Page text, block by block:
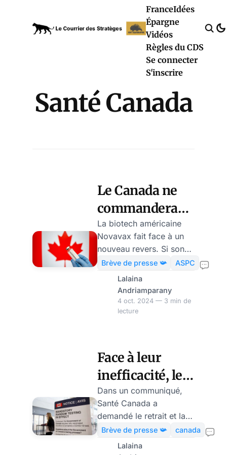
FranceIdées
Épargne
Vidéos
Règles du CDS
Se connecter
S'inscrire
Santé Canada
Le Canada ne
commandera
pas le nouveau
Novavax
La biotech américaine
Novavax fait face à un
nouveau revers. Si son
vaccin mis à jour contre
le Covid-19 a été
approuvé par Santé
Canada en septembre,
l’agence de santé
commander l’injection en
raison de la faiblesse des
demandes au profit des
injections ARN. Novavax,
dépendant
principalement de son
vaccin Covid, a déjà
quant à son avenir
Brève de presse 📯
ASPC
Lalaina
Andriamparany
4 oct. 2024 — 3 min de
lecture
Face à leur
inefficacité, le
Canada retire
les injections
COVID ciblant
la souche XBB
Dans un communiqué,
Santé Canada a
demandé le retrait et la
destruction des stocks
existants du vaccin
Brève de presse 📯
canada
Lalaina